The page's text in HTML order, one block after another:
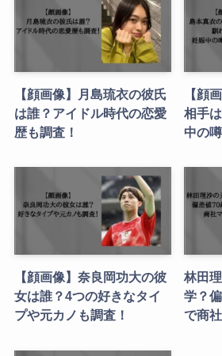
【顔画像】月島琉衣の彼氏
は誰？アイドル時代の恋愛
歴も調査！
【顔
相手
中の
【顔画像】奈良岡功大の彼
女は誰？4つの好きなタイ
プや元カノも調査！
林田
学？
で商